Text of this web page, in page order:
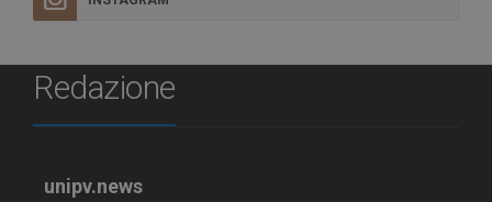
Redazione
unipv.news